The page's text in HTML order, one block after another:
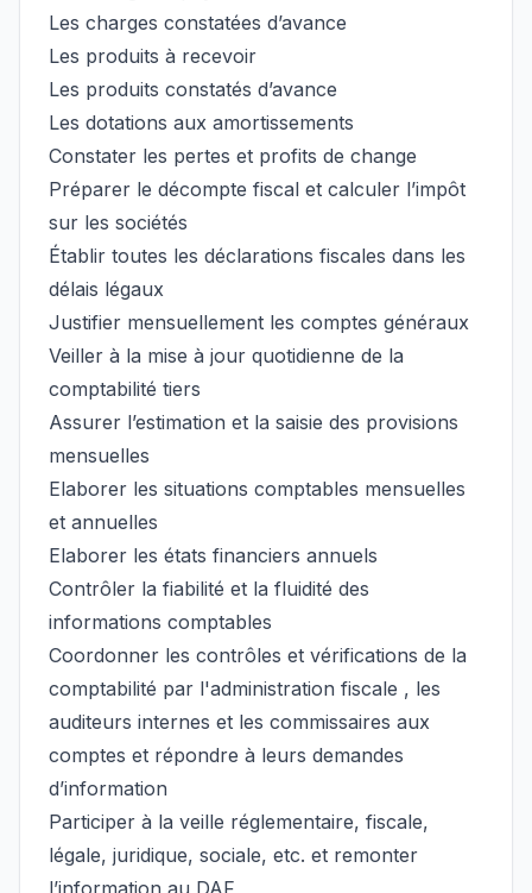
Les charges constatées d’avance
Les produits à recevoir
Les produits constatés d’avance
Les dotations aux amortissements
Constater les pertes et profits de change
Préparer le décompte fiscal et calculer l’impôt
sur les sociétés
Établir toutes les déclarations fiscales dans les
délais légaux
Justifier mensuellement les comptes généraux
Veiller à la mise à jour quotidienne de la
comptabilité tiers
Assurer l’estimation et la saisie des provisions
mensuelles
Elaborer les situations comptables mensuelles
et annuelles
Elaborer les états financiers annuels
Contrôler la fiabilité et la fluidité des
informations comptables
Coordonner les contrôles et vérifications de la
comptabilité par l'administration fiscale , les
auditeurs internes et les commissaires aux
comptes et répondre à leurs demandes
d’information
Participer à la veille réglementaire, fiscale,
légale, juridique, sociale, etc. et remonter
l’information au DAF